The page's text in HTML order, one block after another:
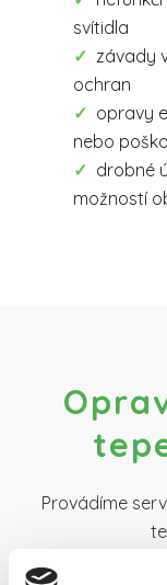
svítidla
závady
ochran
opravy
nebo
drobné
možností
Provádíme
kotle,